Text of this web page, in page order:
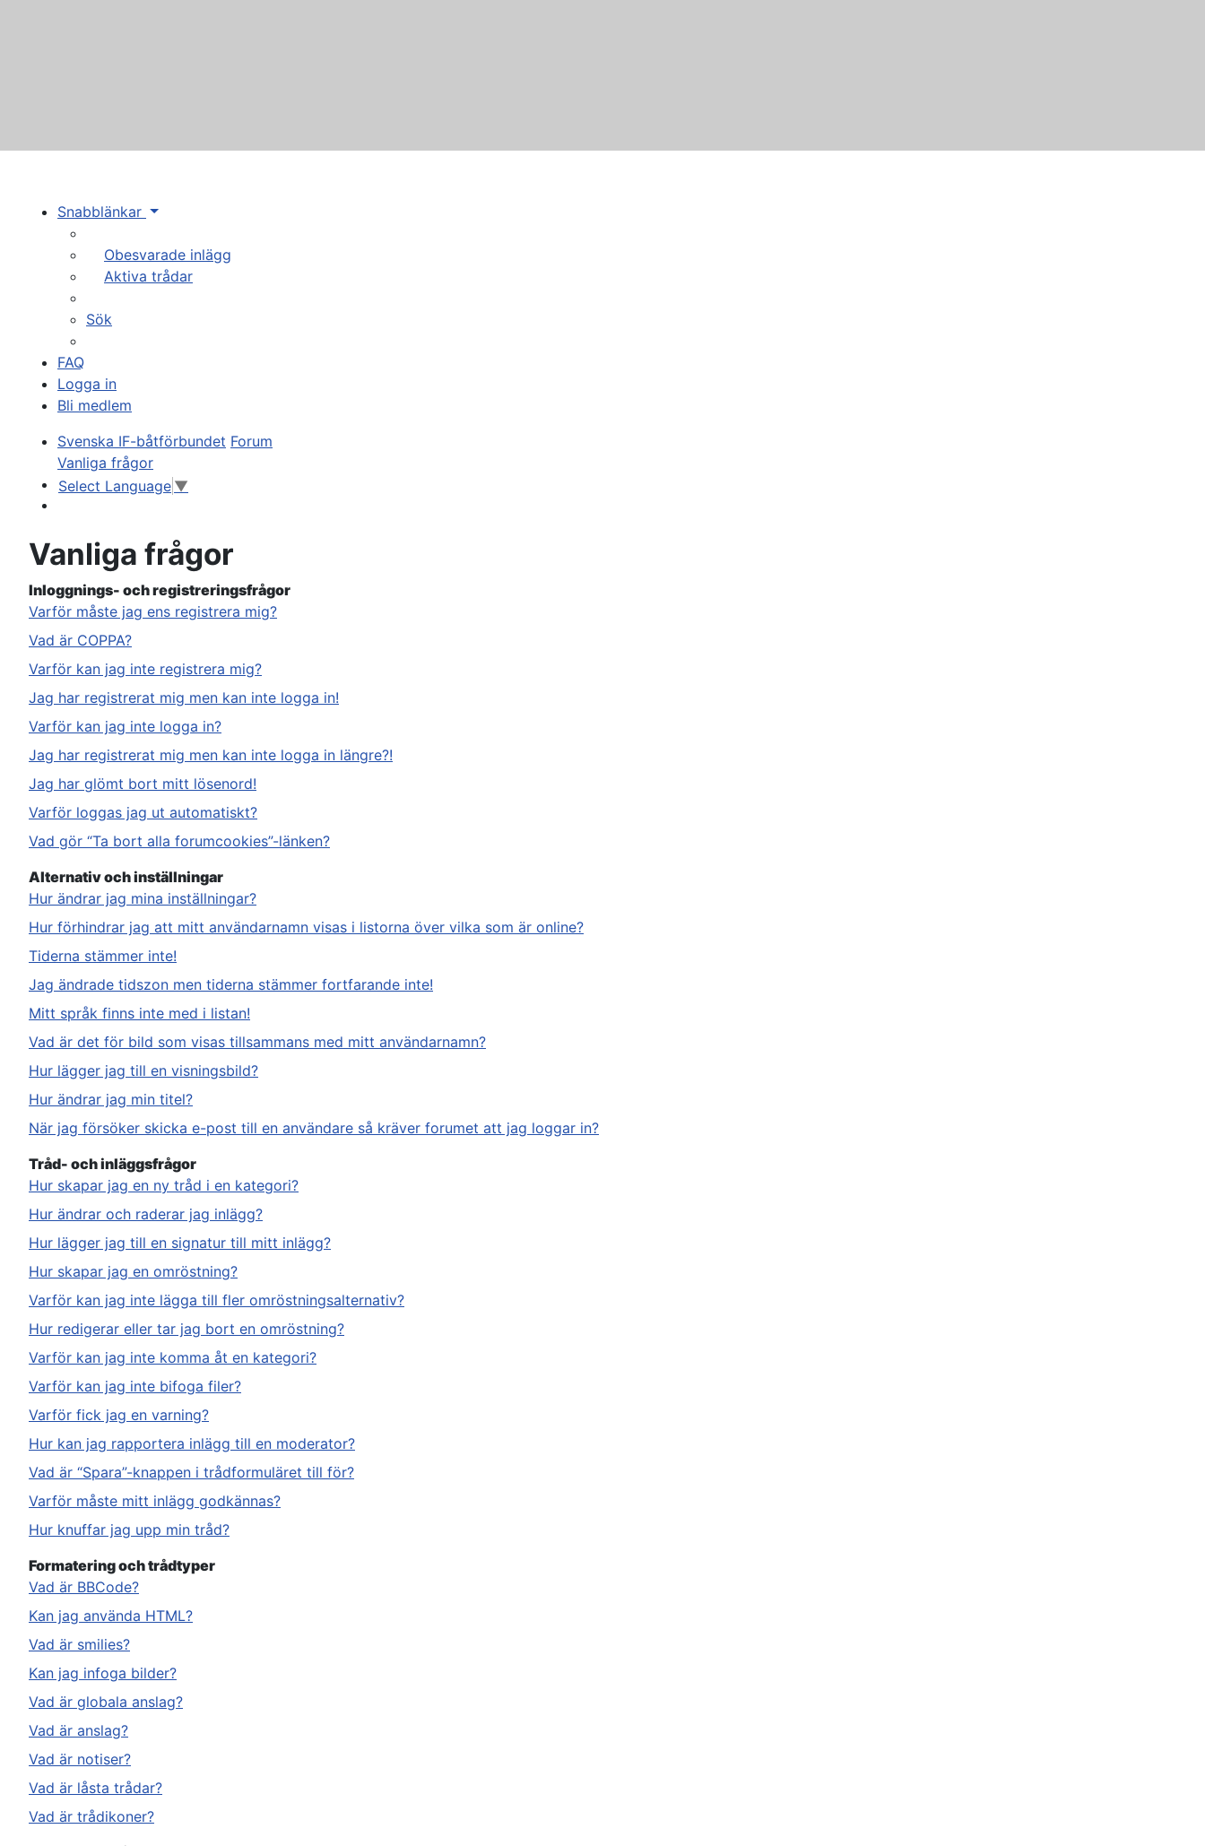
Snabblänkar
Obesvarade inlägg
Aktiva trådar
Sök
FAQ
Logga in
Bli medlem
Svenska IF-båtförbundet Forum
Vanliga frågor
Select Language ▼
Vanliga frågor
Inloggnings- och registreringsfrågor
Varför måste jag ens registrera mig?
Vad är COPPA?
Varför kan jag inte registrera mig?
Jag har registrerat mig men kan inte logga in!
Varför kan jag inte logga in?
Jag har registrerat mig men kan inte logga in längre?!
Jag har glömt bort mitt lösenord!
Varför loggas jag ut automatiskt?
Vad gör “Ta bort alla forumcookies”-länken?
Alternativ och inställningar
Hur ändrar jag mina inställningar?
Hur förhindrar jag att mitt användarnamn visas i listorna över vilka som är online?
Tiderna stämmer inte!
Jag ändrade tidszon men tiderna stämmer fortfarande inte!
Mitt språk finns inte med i listan!
Vad är det för bild som visas tillsammans med mitt användarnamn?
Hur lägger jag till en visningsbild?
Hur ändrar jag min titel?
När jag försöker skicka e-post till en användare så kräver forumet att jag loggar in?
Tråd- och inläggsfrågor
Hur skapar jag en ny tråd i en kategori?
Hur ändrar och raderar jag inlägg?
Hur lägger jag till en signatur till mitt inlägg?
Hur skapar jag en omröstning?
Varför kan jag inte lägga till fler omröstningsalternativ?
Hur redigerar eller tar jag bort en omröstning?
Varför kan jag inte komma åt en kategori?
Varför kan jag inte bifoga filer?
Varför fick jag en varning?
Hur kan jag rapportera inlägg till en moderator?
Vad är “Spara”-knappen i trådformuläret till för?
Varför måste mitt inlägg godkännas?
Hur knuffar jag upp min tråd?
Formatering och trådtyper
Vad är BBCode?
Kan jag använda HTML?
Vad är smilies?
Kan jag infoga bilder?
Vad är globala anslag?
Vad är anslag?
Vad är notiser?
Vad är låsta trådar?
Vad är trådikoner?